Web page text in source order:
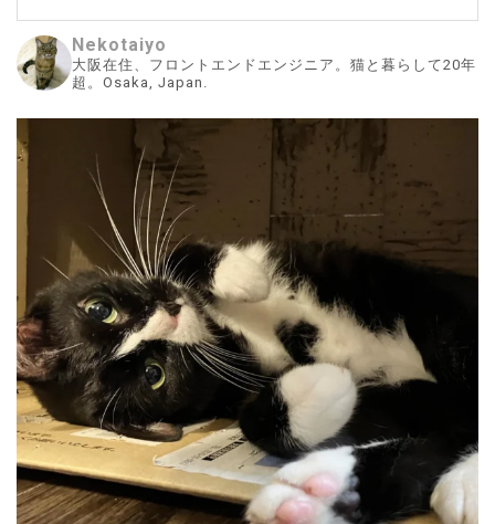
Nekotaiyo
大阪在住、フロントエンドエンジニア。猫と暮らして20年
超。Osaka, Japan.